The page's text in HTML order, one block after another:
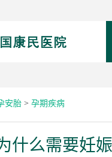
安胎 > 孕期疾病
什么需要妊娠